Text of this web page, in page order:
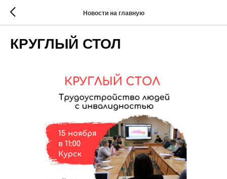
Новости на главную
КРУГЛЫЙ СТОЛ